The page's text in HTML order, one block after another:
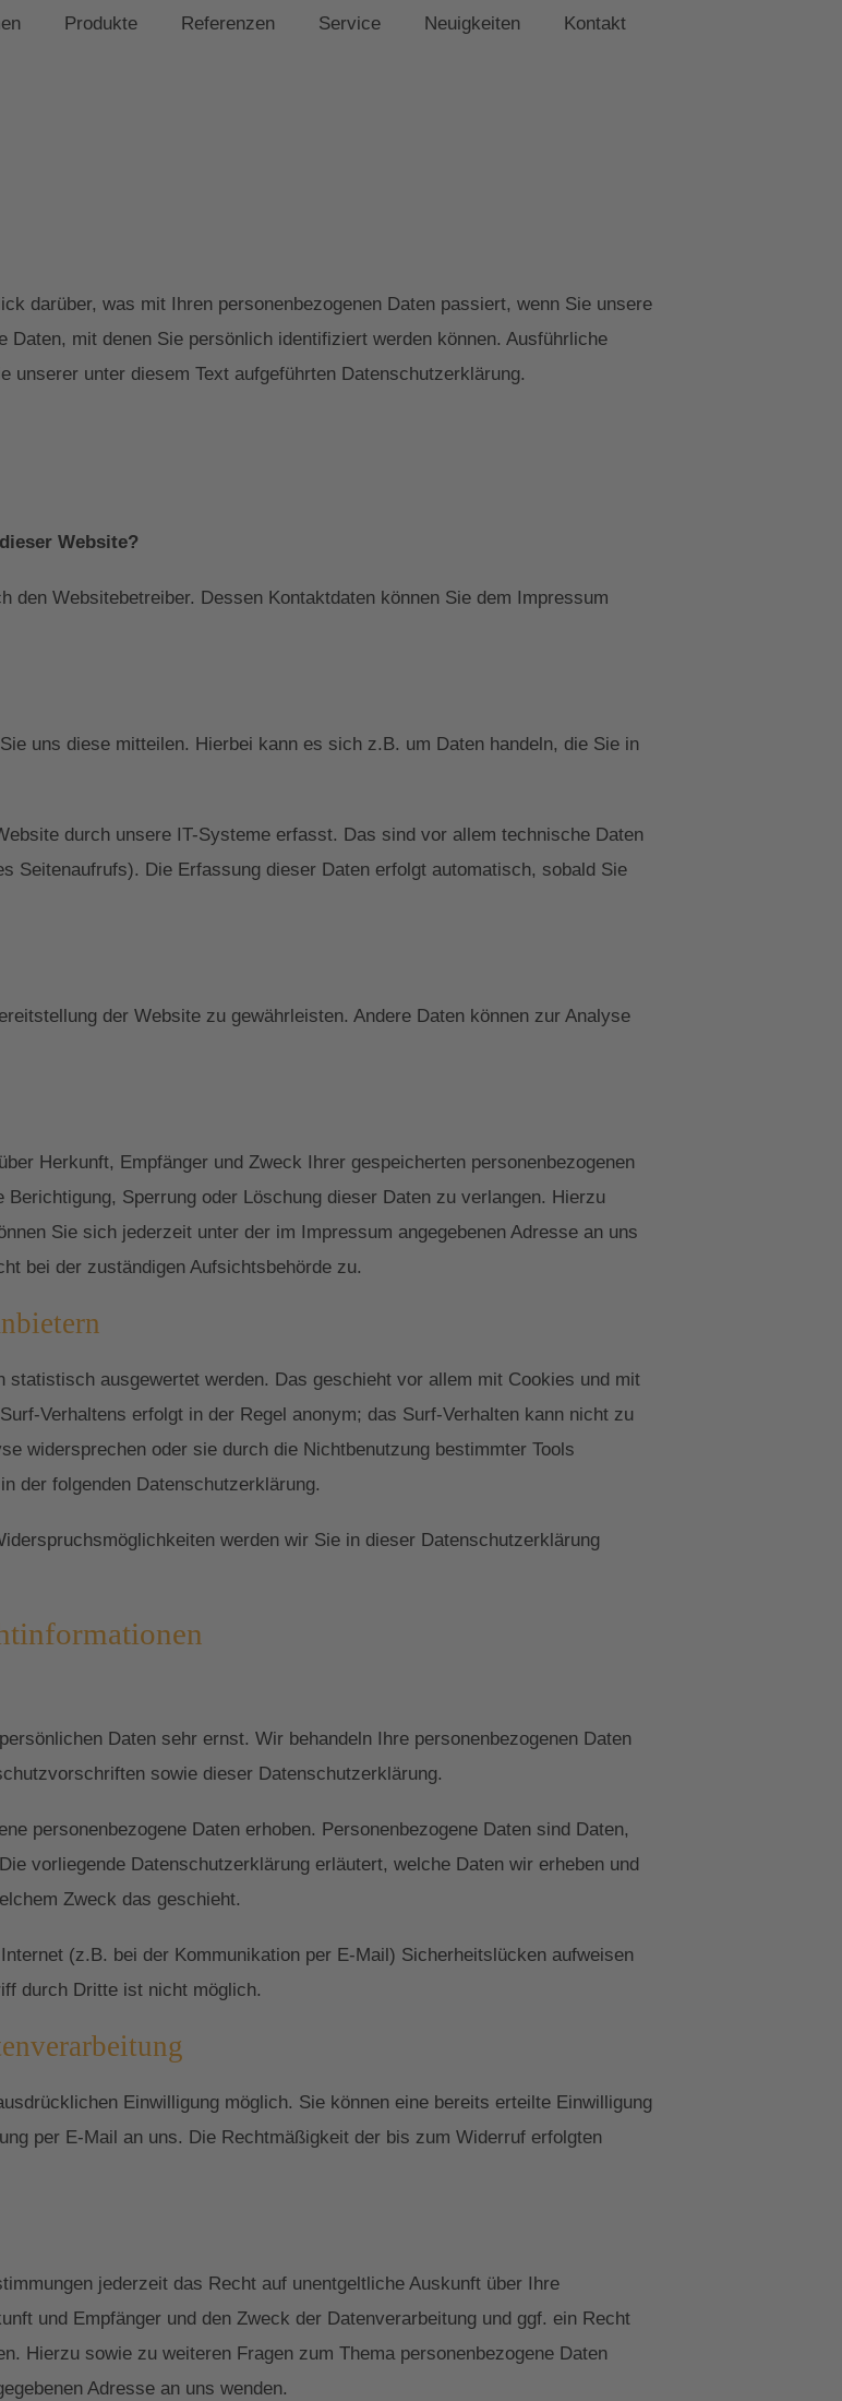
Produkte Referenzen Service Neuigkeiten Kontakt
darüber, was mit Ihren personenbezogenen Daten passiert, wenn Sie unsere
mit denen Sie persönlich identifiziert werden können. Ausführliche
unserer unter diesem Text aufgeführten Datenschutzerklärung.
Website?
den Websitebetreiber. Dessen Kontaktdaten können Sie dem Impressum
uns diese mitteilen. Hierbei kann es sich z.B. um Daten handeln, die Sie in
durch unsere IT-Systeme erfasst. Das sind vor allem technische Daten
Seitenaufrufs). Die Erfassung dieser Daten erfolgt automatisch, sobald Sie
der Website zu gewährleisten. Andere Daten können zur Analyse
Herkunft, Empfänger und Zweck Ihrer gespeicherten personenbezogenen
Sperrung oder Löschung dieser Daten zu verlangen. Hierzu
Sie sich jederzeit unter der im Impressum angegebenen Adresse an uns
bei der zuständigen Aufsichtsbehörde zu.
ausgewertet werden. Das geschieht vor allem mit Cookies und mit
Verhaltens erfolgt in der Regel anonym; das Surf-Verhalten kann nicht zu
widersprechen oder sie durch die Nichtbenutzung bestimmter Tools
der folgenden Datenschutzerklärung.
werden wir Sie in dieser Datenschutzerklärung
Daten sehr ernst. Wir behandeln Ihre personenbezogenen Daten
sowie dieser Datenschutzerklärung.
personenbezogene Daten erhoben. Personenbezogene Daten sind Daten,
vorliegende Datenschutzerklärung erläutert, welche Daten wir erheben und
Zweck das geschieht.
(z.B. bei der Kommunikation per E-Mail) Sicherheitslücken aufweisen
durch Dritte ist nicht möglich.
Einwilligung möglich. Sie können eine bereits erteilte Einwilligung
per E-Mail an uns. Die Rechtmäßigkeit der bis zum Widerruf erfolgten
jederzeit das Recht auf unentgeltliche Auskunft über Ihre
und Empfänger und den Zweck der Datenverarbeitung und ggf. ein Recht
Hierzu sowie zu weiteren Fragen zum Thema personenbezogene Daten
Adresse an uns wenden.